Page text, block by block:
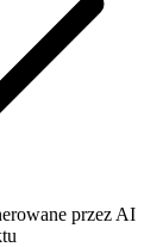
przez AI